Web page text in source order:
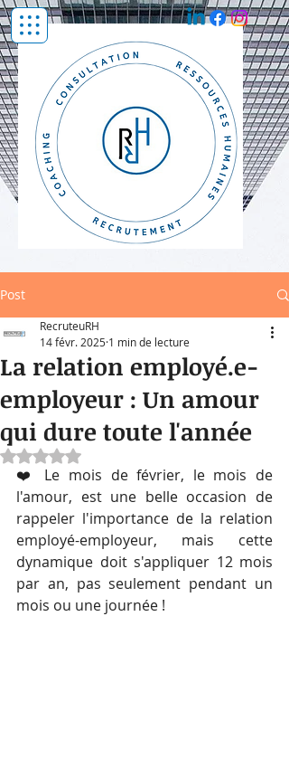
Post
La relation employé.e-
employeur : Un amour
qui dure toute l'année
RecruteuRH
14 févr. 2025 1 min de lecture
Noté NaN étoiles sur 5.
❤️ Le mois de février, le mois de
l'amour, est une belle occasion de
rappeler l'importance de la relation
employé-employeur, mais cette
dynamique doit s'appliquer 12 mois
par an, pas seulement pendant un
mois ou une journée !